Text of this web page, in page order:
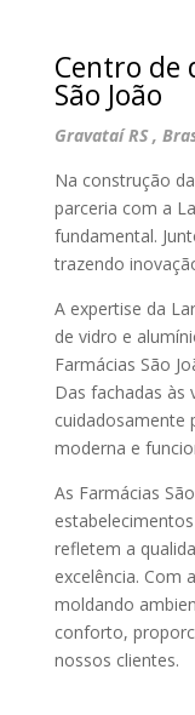
Centro de
São João
Gravataí RS ,
Na construção
parceria com a
fundamental.
trazendo
A expertise da
de vidro e
Farmácias São
Das fachadas às
cuidadosamente
moderna e
As Farmácias
refletem a
excelência. Com
moldando
conforto,
nossos clientes.